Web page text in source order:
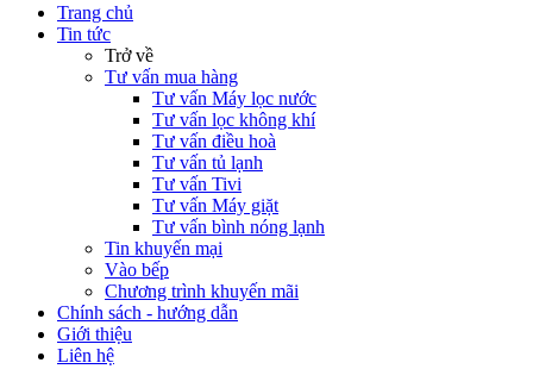
Trang chủ
Tin tức
Trở về
Tư vấn mua hàng
Tư vấn Máy lọc nước
Tư vấn lọc không khí
Tư vấn điều hoà
Tư vấn tủ lạnh
Tư vấn Tivi
Tư vấn Máy giặt
Tư vấn bình nóng lạnh
Tin khuyến mại
Vào bếp
Chương trình khuyến mãi
Chính sách - hướng dẫn
Giới thiệu
Liên hệ